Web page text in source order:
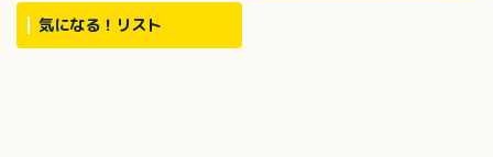
気になる！リスト